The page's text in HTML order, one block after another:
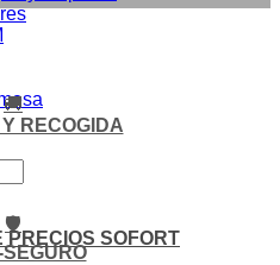
PRECIOS SOFORT
🚚
RECOGIDA
🛡️